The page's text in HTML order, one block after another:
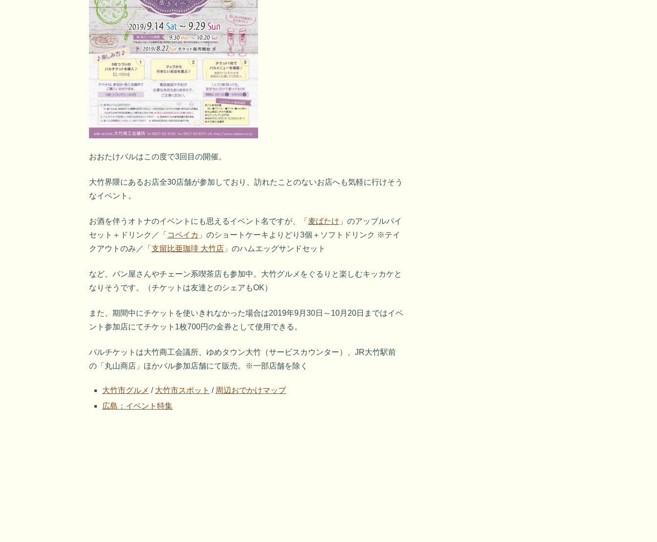
おおたけバルはこの度で3回目の開催。
大竹界隈にあるお店全30店舗が参加しており、訪れたことのないお店へも気軽に行けそう
なイベント。
お酒を伴うオトナのイベントにも思えるイベント名ですが、「 麦ばたけ 」のアップルパイ
セット＋ドリンク／「 コペイカ 」のショートケーキよりどり3個＋ソフトドリンク ※テイ
クアウトのみ／「 支留比亜珈琲 大竹店 」のハムエッグサンドセット
など、パン屋さんやチェーン系喫茶店も参加中。大竹グルメをぐるりと楽しむキッカケと
なりそうです。（チケットは友達とのシェアもOK）
また、期間中にチケットを使いきれなかった場合は2019年9月30日～10月20日まではイベ
ント参加店にてチケット1枚700円の金券として使用できる。
バルチケットは大竹商工会議所、ゆめタウン大竹（サービスカウンター）、JR大竹駅前
の「丸山商店」ほかバル参加店舗にて販売。※一部店舗を除く
大竹市グルメ / 大竹市スポット / 周辺おでかけマップ
広島：イベント特集